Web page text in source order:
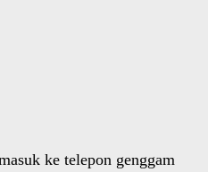
ke telepon genggam